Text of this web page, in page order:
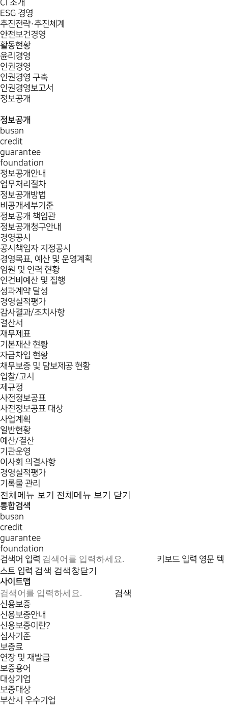
CI 소개
ESG 경영
추진전략·추진체계
안전보건경영
활동현황
윤리경영
인권경영
인권경영 구축
인권경영보고서
정보공개
정보공개
busan
credit
guarantee
foundation
정보공개안내
업무처리절차
정보공개방법
비공개세부기준
정보공개 책임관
정보공개청구안내
경영공시
공시책임자 지정공시
경영목표, 예산 및 운영계획
임원 및 인력 현황
인건비예산 및 집행
성과계약 달성
경영실적평가
감사결과/조치사항
결산서
재무제표
기본재산 현황
자금차입 현황
채무보증 및 담보제공 현황
입찰/고시
제규정
사전정보공표
사전정보공표 대상
사업계획
일반현황
예산/결산
기관운영
이사회 의결사항
경영실적평가
기록물 관리
전체메뉴 보기 전체메뉴 보기 닫기
통합검색
busan
credit
guarantee
foundation
검색어 입력
키보드 입력 영문 텍
스트 입력 검색 검색창닫기
사이트맵
검색
신용보증
신용보증안내
신용보증이란?
심사기준
보증료
연장 및 재발급
보증용어
대상기업
보증대상
부산시 우수기업